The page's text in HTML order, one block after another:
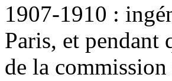
1907-1910 :
Paris, et pendant
de la